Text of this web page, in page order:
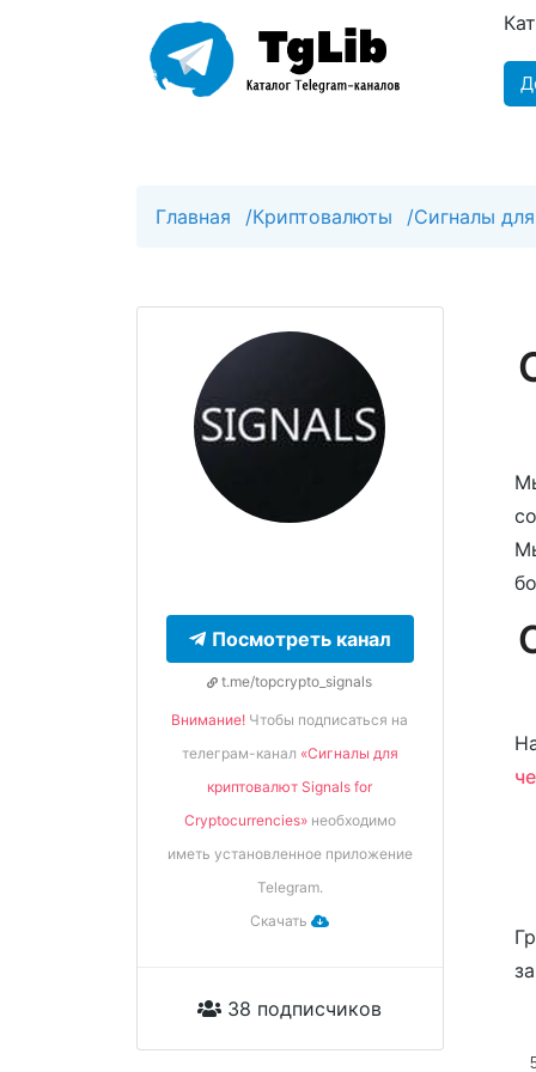
Главная /Криптовалюты /Сигналы
Посмотреть канал
t.me/topcrypto_signals
Внимание! Чтобы подписаться на
телеграм-канал «Сигналы для
криптовалют Signals for
Cryptocurrencies»необходимо
иметь установленное приложение
Telegram.
Скачать
38 подписчиков